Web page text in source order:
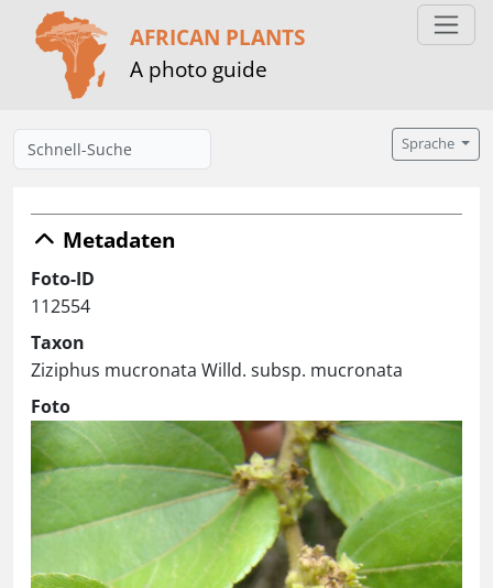
AFRICAN PLANTS
A photo guide
Sprache
Metadaten
Foto-ID
112554
Taxon
Ziziphus mucronata Willd. subsp. mucronata
Foto